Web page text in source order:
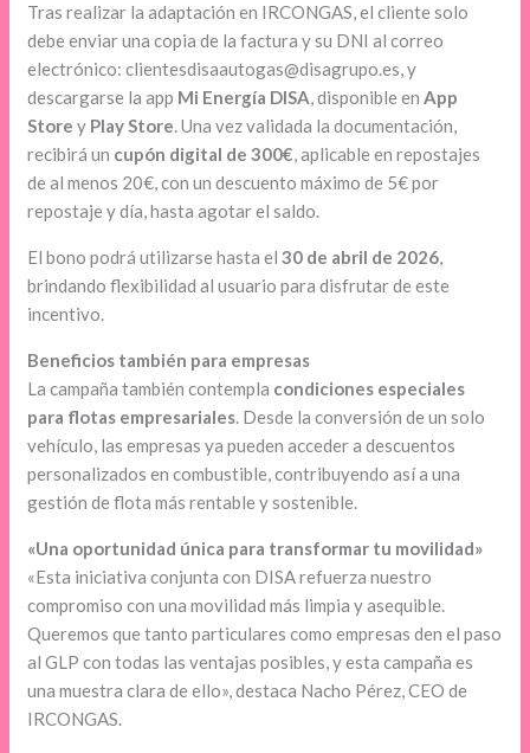
Tras realizar la adaptación en IRCONGAS, el cliente solo
debe enviar una copia de la factura y su DNI al correo
electrónico: clientesdisaautogas@disagrupo.es, y
descargarse la app Mi Energía DISA, disponible enApp
Store y Play Store. Una vez validada la documentación,
recibirá un cupón digital de 300€, aplicable en repostajes
de al menos 20€, con un descuento máximo de 5€ por
repostaje y día, hasta agotar el saldo.
El bono podrá utilizarse hasta el30 de abril de 2026,
brindando flexibilidad al usuario para disfrutar de este
incentivo.
Beneficios también para empresas
La campaña también contempla condiciones especiales
para flotas empresariales. Desde la conversión de un solo
vehículo, las empresas ya pueden acceder a descuentos
personalizados en combustible, contribuyendo así a una
gestión de flota más rentable y sostenible.
«Una oportunidad única para transformar tu movilidad»
«Esta iniciativa conjunta con DISA refuerza nuestro
compromiso con una movilidad más limpia y asequible.
Queremos que tanto particulares como empresas den el paso
al GLP con todas las ventajas posibles, y esta campaña es
una muestra clara de ello», destaca Nacho Pérez, CEO de
IRCONGAS.